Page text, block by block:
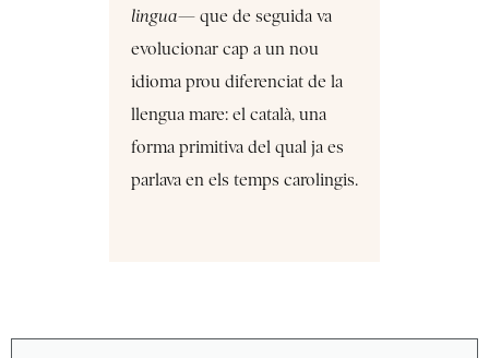
lingua— que de seguida va
evolucionar cap a un nou
idioma prou diferenciat de la
llengua mare: el català, una
forma primitiva del qual ja es
parlava en els temps carolingis.